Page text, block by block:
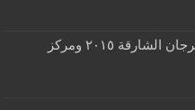
تقرير حفلة القيصر في مهرجان الشارقة ٢٠١٥ ومركز